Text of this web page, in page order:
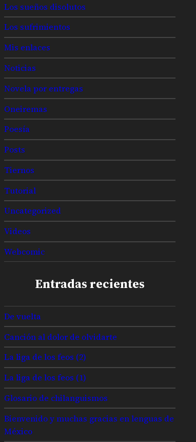
Los sueños disolutos
Los sufrimientos
Mis enlaces
Noticias
Novela por entregas
Oneiremas
Poesía
Posts
Tiernos
Tutorial
Uncategorized
Videos
Webcomic
Entradas recientes
De vuelta
Canción al dolor de olvidarte
La liga de los feos (2)
La liga de los feos (1)
Glosario de chilanguismos
Bienvenido y muchas gracias en lenguas de
México